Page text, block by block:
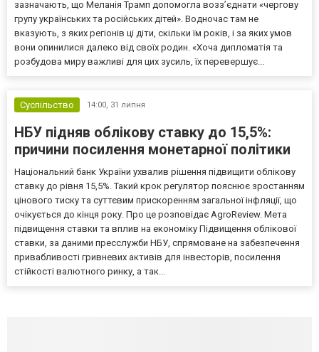
зазначають, що Меланія Трамп допомогла возз’єднати «чергову
групу українських та російських дітей». Водночас там не
вказують, з яких регіонів ці діти, скільки їм років, і за яких умов
вони опинилися далеко від своїх родин. «Хоча дипломатія та
розбудова миру важливі для цих зусиль, їх перевершує...
Суспільство 14:00, 31 липня
НБУ підняв облікову ставку до 15,5%:
причини посилення монетарної політики
Національний банк України ухвалив рішення підвищити облікову
ставку до рівня 15,5%. Такий крок регулятор пояснює зростанням
цінового тиску та суттєвим прискоренням загальної інфляції, що
очікується до кінця року. Про це розповідає AgroReview. Мета
підвищення ставки та вплив на економіку Підвищення облікової
ставки, за даними пресслужби НБУ, спрямоване на забезпечення
привабливості гривневих активів для інвесторів, посилення
стійкості валютного ринку, а так...